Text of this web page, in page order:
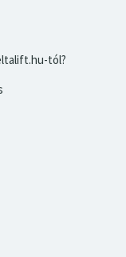
tól?